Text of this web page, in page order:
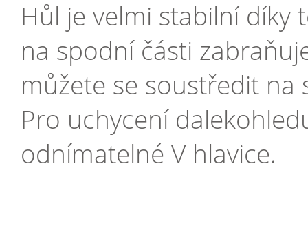
Hůl je velmi stabilní díky
na spodní části
můžete se soustředit na
Pro uchycení
odnímatelné V hlavice.